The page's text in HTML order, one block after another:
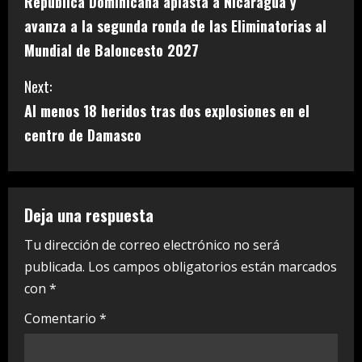
o
n
t
i
n
u
e
R
e
a
avanza a la segunda ronda de las Eliminatorias al
Mundial de Baloncesto 2027
Next:
Al menos 18 heridos tras dos explosiones en el
centro de Damasco
Deja una respuesta
Tu dirección de correo electrónico no será
publicada. Los campos obligatorios están marcados
con *
Comentario *